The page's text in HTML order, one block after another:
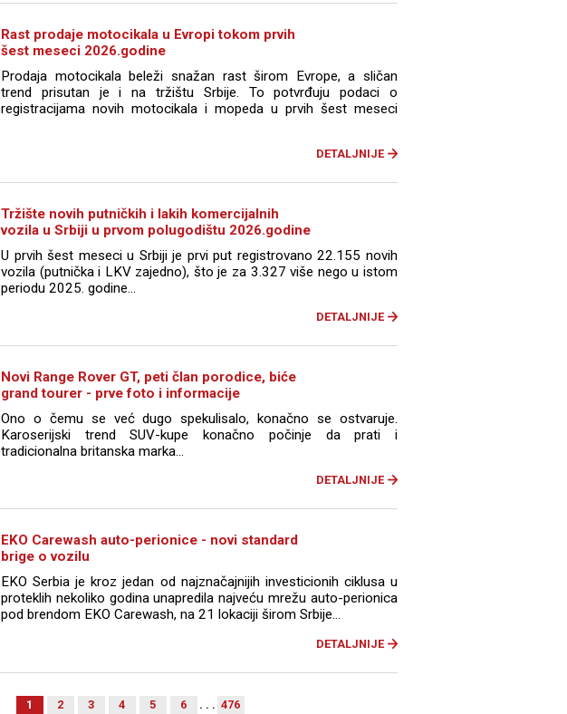
Rast prodaje motocikala u Evropi tokom prvih
šest meseci 2026.godine
Prodaja motocikala beleži snažan rast širom Evrope, a sličan
trend prisutan je i na tržištu Srbije. To potvrđuju podaci o
registracijama novih motocikala i mopeda u prvih šest meseci
DETALJNIJE
Tržište novih putničkih i lakih komercijalnih
vozila u Srbiji u prvom polugodištu 2026.godine
U prvih šest meseci u Srbiji je prvi put registrovano 22.155 novih
vozila (putnička i LKV zajedno), što je za 3.327 više nego u istom
periodu 2025. godine...
DETALJNIJE
Novi Range Rover GT, peti član porodice, biće
grand tourer - prve foto i informacije
Ono o čemu se već dugo spekulisalo, konačno se ostvaruje.
Karoserijski trend SUV-kupe konačno počinje da prati i
tradicionalna britanska marka...
DETALJNIJE
EKO Carewash auto-perionice - novi standard
brige o vozilu
EKO Serbia je kroz jedan od najznačajnijih investicionih ciklusa u
proteklih nekoliko godina unapredila najveću mrežu auto-perionica
pod brendom EKO Carewash, na 21 lokaciji širom Srbije...
DETALJNIJE
1 2 3 4 5 6 . . . 476